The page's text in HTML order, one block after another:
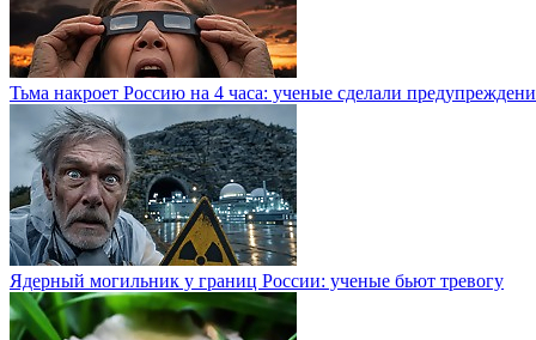
Тьма накроет Россию на 4 часа: ученые сделали
Ядерный могильник у границ России: ученые бьют тревогу